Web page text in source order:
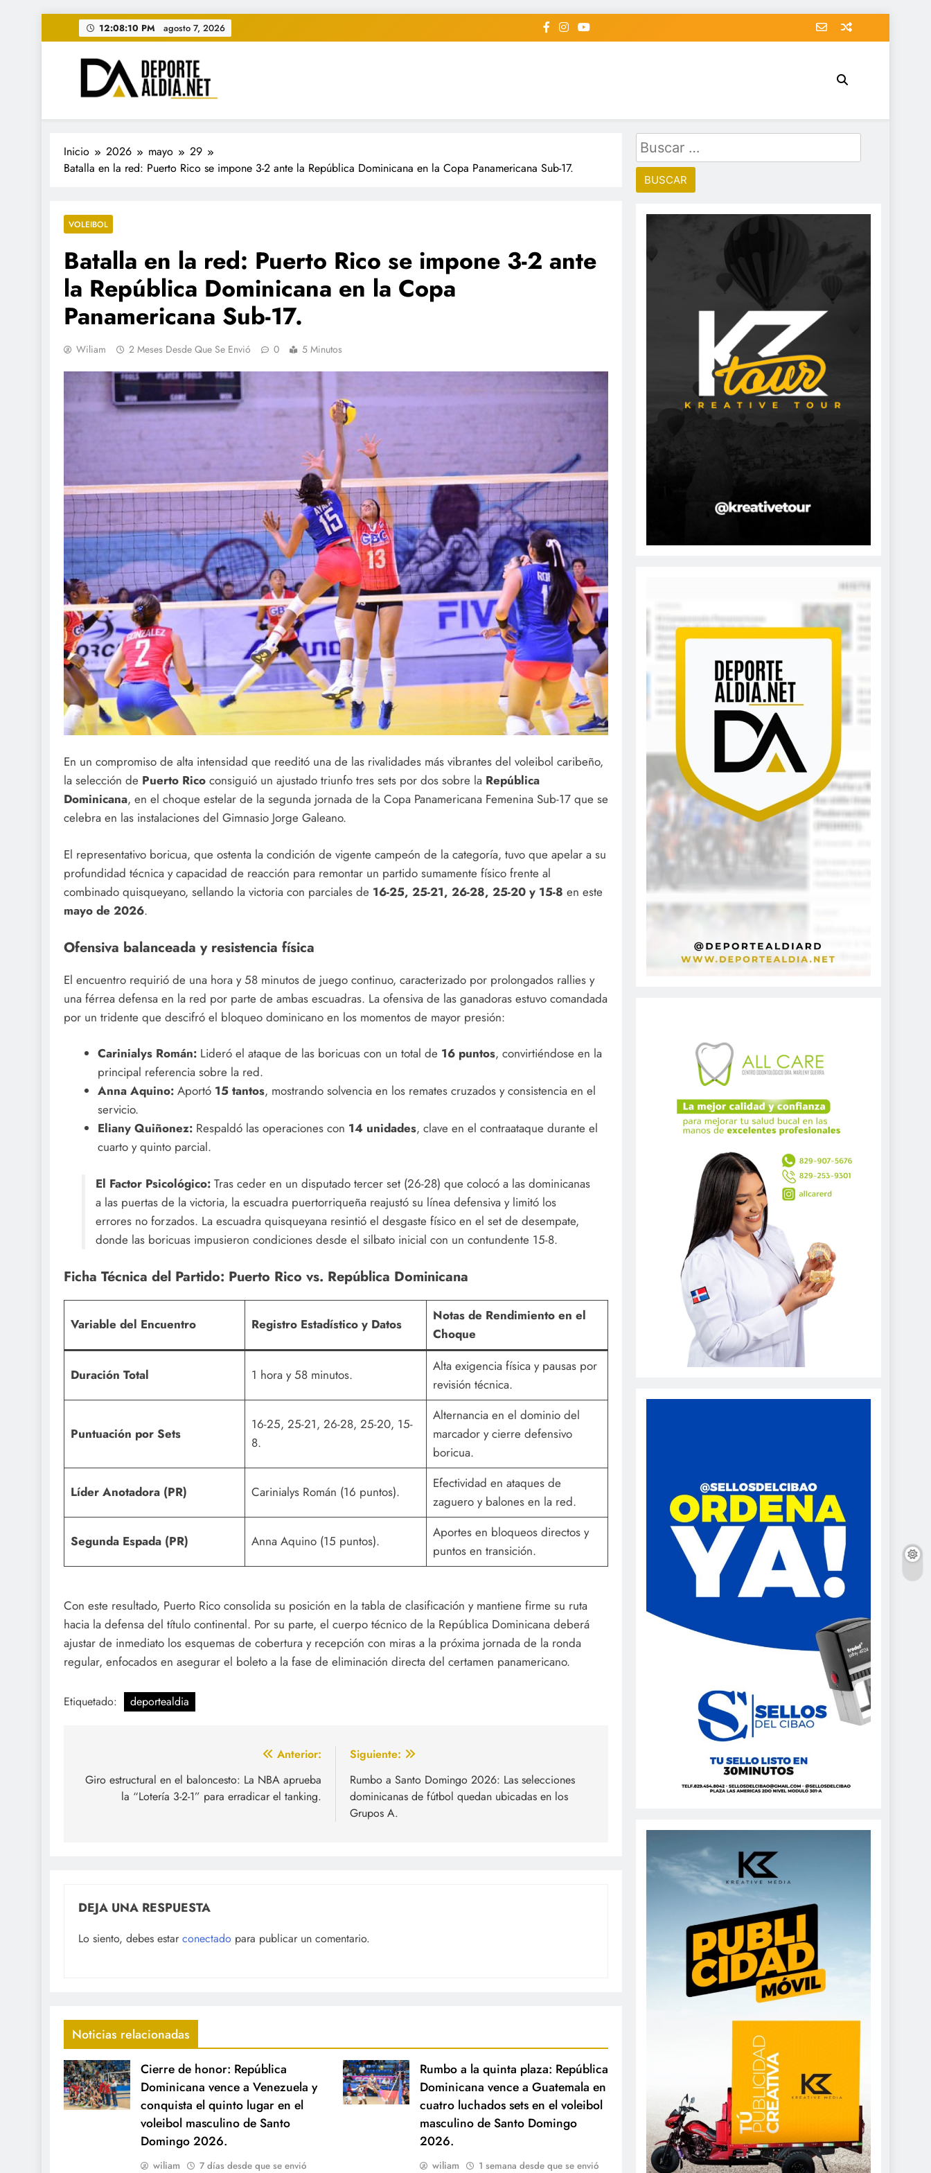
al
contenido
12:08:12 PM agosto 7, 2026
• DEPORTE AL DIA • "Periodico Deportivo Digital"
www.deportealdia.net #deportealdia #deportealdiard #deportealdiaperiodico
Inicio 2026 mayo
29
Batalla en la red: Puerto Rico se impone 3-2 ante la República Dominicana en la Copa Panamericana Sub-17.
VOLEIBOL
Batalla en la red: Puerto Rico se impone 3-2 ante
la República Dominicana en la Copa
Panamericana Sub-17.
Wiliam 2 Meses Desde Que Se Envió 0 5 Minutos
En un compromiso de alta intensidad que reeditó una de las rivalidades más vibrantes del voleibol caribeño,
la selección de Puerto Rico consiguió un ajustado triunfo tres sets por dos sobre la República
Dominicana, en el choque estelar de la segunda jornada de la Copa Panamericana Femenina Sub-17 que se
celebra en las instalaciones del Gimnasio Jorge Galeano.
El representativo boricua, que ostenta la condición de vigente campeón de la categoría, tuvo que apelar a su
profundidad técnica y capacidad de reacción para remontar un partido sumamente físico frente al
combinado quisqueyano, sellando la victoria con parciales de 16-25, 25-21, 26-28, 25-20 y 15-8 en este
mayo de 2026.
Ofensiva balanceada y resistencia física
El encuentro requirió de una hora y 58 minutos de juego continuo, caracterizado por prolongados rallies y
una férrea defensa en la red por parte de ambas escuadras. La ofensiva de las ganadoras estuvo comandada
por un tridente que descifró el bloqueo dominicano en los momentos de mayor presión:
Carinialys Román:Lideró el ataque de las boricuas con un total de 16 puntos, convirtiéndose en la
principal referencia sobre la red.
Anna Aquino:Aportó 15 tantos, mostrando solvencia en los remates cruzados y consistencia en el
servicio.
Eliany Quiñonez:Respaldó las operaciones con 14 unidades, clave en el contraataque durante el
cuarto y quinto parcial.
El Factor Psicológico:Tras ceder en un disputado tercer set (26-28) que colocó a las dominicanas
a las puertas de la victoria, la escuadra puertorriqueña reajustó su línea defensiva y limitó los
errores no forzados. La escuadra quisqueyana resintió el desgaste físico en el set de desempate,
donde las boricuas impusieron condiciones desde el silbato inicial con un contundente 15-8.
Ficha Técnica del Partido: Puerto Rico vs. República Dominicana
Variable del Encuentro Registro Estadístico y Datos
Notas de Rendimiento en el
Choque
Duración Total 1 hora y 58 minutos.
Alta exigencia física y pausas por
revisión técnica.
Puntuación por Sets
16-25, 25-21, 26-28, 25-20, 15-
8.
Alternancia en el dominio del
marcador y cierre defensivo
boricua.
Líder Anotadora (PR) Carinialys Román (16 puntos).
Efectividad en ataques de
zaguero y balones en la red.
Segunda Espada (PR) Anna Aquino (15 puntos).
Aportes en bloqueos directos y
puntos en transición.
Con este resultado, Puerto Rico consolida su posición en la tabla de clasificación y mantiene firme su ruta
hacia la defensa del título continental. Por su parte, el cuerpo técnico de la República Dominicana deberá
ajustar de inmediato los esquemas de cobertura y recepción con miras a la próxima jornada de la ronda
regular, enfocados en asegurar el boleto a la fase de eliminación directa del certamen panamericano.
Etiquetado: deportealdia
de
entradas
Anterior:
Giro estructural en el baloncesto: La NBA aprueba
la “Lotería 3-2-1” para erradicar el tanking.
Siguiente:
Rumbo a Santo Domingo 2026: Las selecciones
dominicanas de fútbol quedan ubicadas en los
Grupos A.
DEJA UNA RESPUESTA
Lo siento, debes estar conectado para publicar un comentario.
Noticias relacionadas
Cierre de honor: República
Dominicana vence a Venezuela y
conquista el quinto lugar en el
voleibol masculino de Santo
Domingo 2026.
wiliam 7 días desde que se envió
Rumbo a la quinta plaza: República
Dominicana vence a Guatemala en
cuatro luchados sets en el voleibol
masculino de Santo Domingo
2026.
wiliam 1 semana desde que se envió
Buscar: